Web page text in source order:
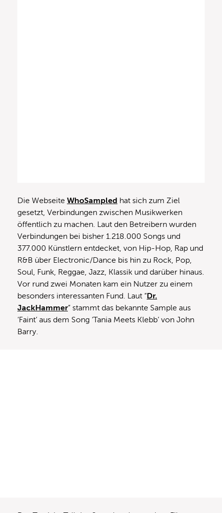
Die Webseite WhoSampled hat sich zum Ziel
gesetzt, Verbindungen zwischen Musikwerken
öffentlich zu machen. Laut den Betreibern wurden
Verbindungen bei bisher 1.218.000 Songs und
377.000 Künstlern entdecket, von Hip-Hop, Rap und
R&B über Electronic/Dance bis hin zu Rock, Pop,
Soul, Funk, Reggae, Jazz, Klassik und darüber hinaus.
Vor rund zwei Monaten kam ein Nutzer zu einem
besonders interessanten Fund. Laut “Dr.
JackHammer” stammt das bekannte Sample aus
‘Faint’ aus dem Song ‘Tania Meets Klebb’ von John
Barry.